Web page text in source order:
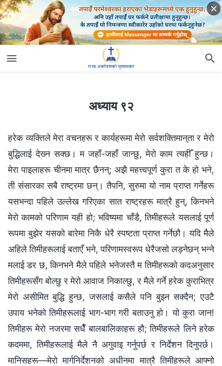
अध्याय ९२
हरेक व्यक्तिले मेरा वचनहरू र कार्यहरूमा मेरो सर्वशक्तिमान्‌ता र मेरो
बुद्धिलाई देख्‍न सक्छ। म जहाँ-जहाँ जान्छु, मेरो काम त्यहीँ हुन्छ।
मेरा पाइलाहरू चीनमा मात्र छैनन्; अझै महत्त्वपूर्ण कुरा त के हो भने,
ती संसारका सबै राष्ट्रमा छन्। तैपनि, सुरुमा यो नाम प्राप्त गर्नेहरू
यसभन्दा पहिले उल्‍लेख गरिएका सात राष्ट्रहरू मात्रै हुन्, किनभने
मेरो कामको परिणाम यही हो; भविष्यमा चाँडै, तिमीहरूले यसलाई पूर्ण
रूपमा बुझेर यसको बारेमा निकै धेरै स्पष्टता प्राप्त गर्नेछौ। यदि मैले
अहिले तिमीहरूलाई बताएँ भने, परिणामस्वरूप धेरैजसो लड्नेछन् भन्‍ने
मलाई डर छ, किनभने मैले पहिले भनेजस्तै म तिमीहरूको कदअनुसार
तिमीहरूसँग बोल्छु र मेरो आवाज निकाल्छु, र मैले गर्ने हरेक कुराभित्र
मेरो असीमित बुद्धि हुन्छ, जसलाई कसैले पनि बुझ्‍न सक्दैन; एउटै
उपाय भनेको तिमीहरूलाई भाग-भाग गरी बताउनु हो। यो कुरा जान!
तिमीहरू मेरो नजरमा सधैँ बालबालिकाहरू हौ; तिमीहरूले लिने हरेक
कदममा, तिमीहरूलाई मैले नै अगुवाइ गर्नुपर्छ र निर्देशन दिनुपर्छ।
मानिसहरू—मेरो मार्गनिर्देशनको अधीनमा मात्रै तिमीहरूले आफ्‍नो